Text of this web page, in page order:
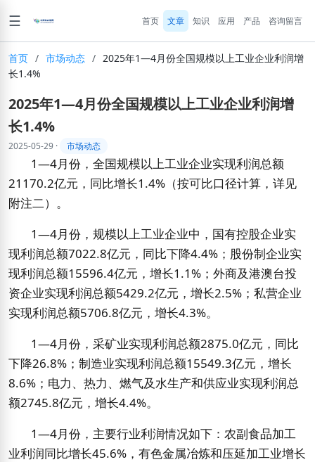
☰ 首页 文章 知识 应用 产品 咨询留言
首页 / 市场动态 / 2025年1—4月份全国规模以上工业企业利润增
长1.4%
2025年1—4月份全国规模以上工业企业利润增
长1.4%
2025-05-29 · 市场动态
1—4月份，全国规模以上工业企业实现利润总额
21170.2亿元，同比增长1.4% （按可比口径计算，详见
附注二）。
1—4月份，规模以上工业企业中，国有控股企业实
现利润总额7022.8亿元，同比下降4.4% ；股份制企业实
现利润总额15596.4亿元，增长1.1% ；外商及港澳台投
资企业实现利润总额5429.2亿元，增长2.5% ；私营企业
实现利润总额5706.8亿元，增长4.3%。
1—4月份，采矿业实现利润总额2875.0亿元，同比
下降26.8% ；制造业实现利润总额15549.3亿元，增长
8.6% ；电力、热力、燃气及水生产和供应业实现利润总
额2745.8亿元，增长4.4%。
1—4月份，主要行业利润情况如下：农副食品加工
业利润同比增长45.6% ，有色金属冶炼和压延加工业增长